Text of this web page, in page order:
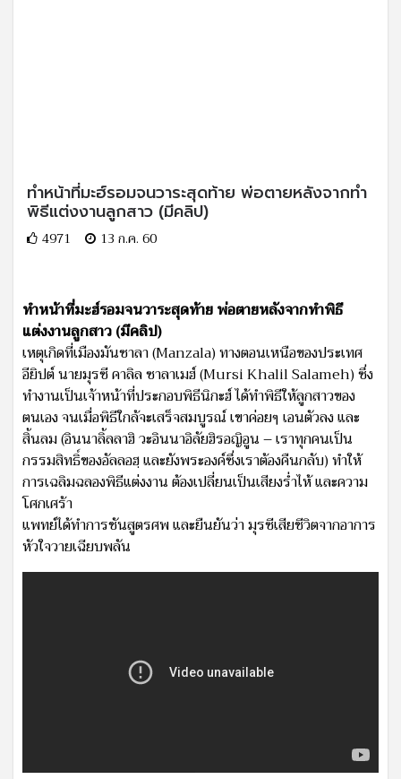
ทำหน้าที่มะฮ์รอมจนวาระสุดท้าย พ่อตายหลังจากทำ
พิธีแต่งงานลูกสาว (มีคลิป)
4971 13 ก.ค. 60
ทำหน้าที่มะฮ์รอมจนวาระสุดท้าย พ่อตายหลังจากทำพิธี
แต่งงานลูกสาว (มีคลิป)
เหตุเกิดที่เมืองมันซาลา (Manzala) ทางตอนเหนือของประเทศ
อียิปต์ นายมุรซี คาลิล ซาลาเมฮ์ (Mursi Khalil Salameh) ซึ่ง
ทำงานเป็นเจ้าหน้าที่ประกอบพิธีนิกะฮ์ ได้ทำพิธีให้ลูกสาวของ
ตนเอง จนเมื่อพิธีใกล้จะเสร็จสมบูรณ์ เขาค่อยๆ เอนตัวลง และ
สิ้นลม (อินนาลิ้ลลาฮิ วะอินนาอิลัยฮิรอญิอูน – เราทุกคนเป็น
กรรมสิทธิ์ของอัลลอฮฺ และยังพระองค์ซึ่งเราต้องคืนกลับ) ทำให้
การเฉลิมฉลองพิธีแต่งงาน ต้องเปลี่ยนเป็นเสียงร่ำไห้ และความ
โศกเศร้า
แพทย์ได้ทำการชันสูตรศพ และยืนยันว่า มุรซีเสียชีวิตจากอาการ
หัวใจวายเฉียบพลัน